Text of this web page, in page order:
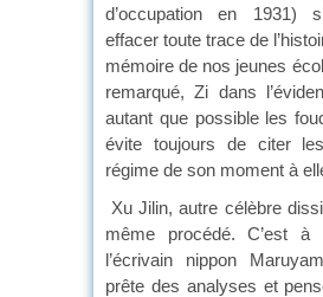
d’occupation en 1931)
effacer toute trace de
mémoire de nos jeunes
remarqué, Zi dans
autant que possible les
évite toujours de citer
régime de son moment à
Xu Jilin, autre célèbre
même procédé. C’est à
l’écrivain nippon
prête des analyses et